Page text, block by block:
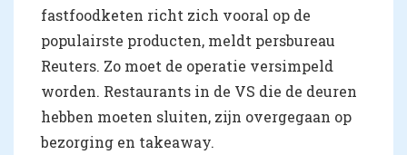
fastfoodketen richt zich vooral op de
populairste producten, meldt persbureau
Reuters. Zo moet de operatie versimpeld
worden. Restaurants in de VS die de deuren
hebben moeten sluiten, zijn overgegaan op
bezorging en takeaway.